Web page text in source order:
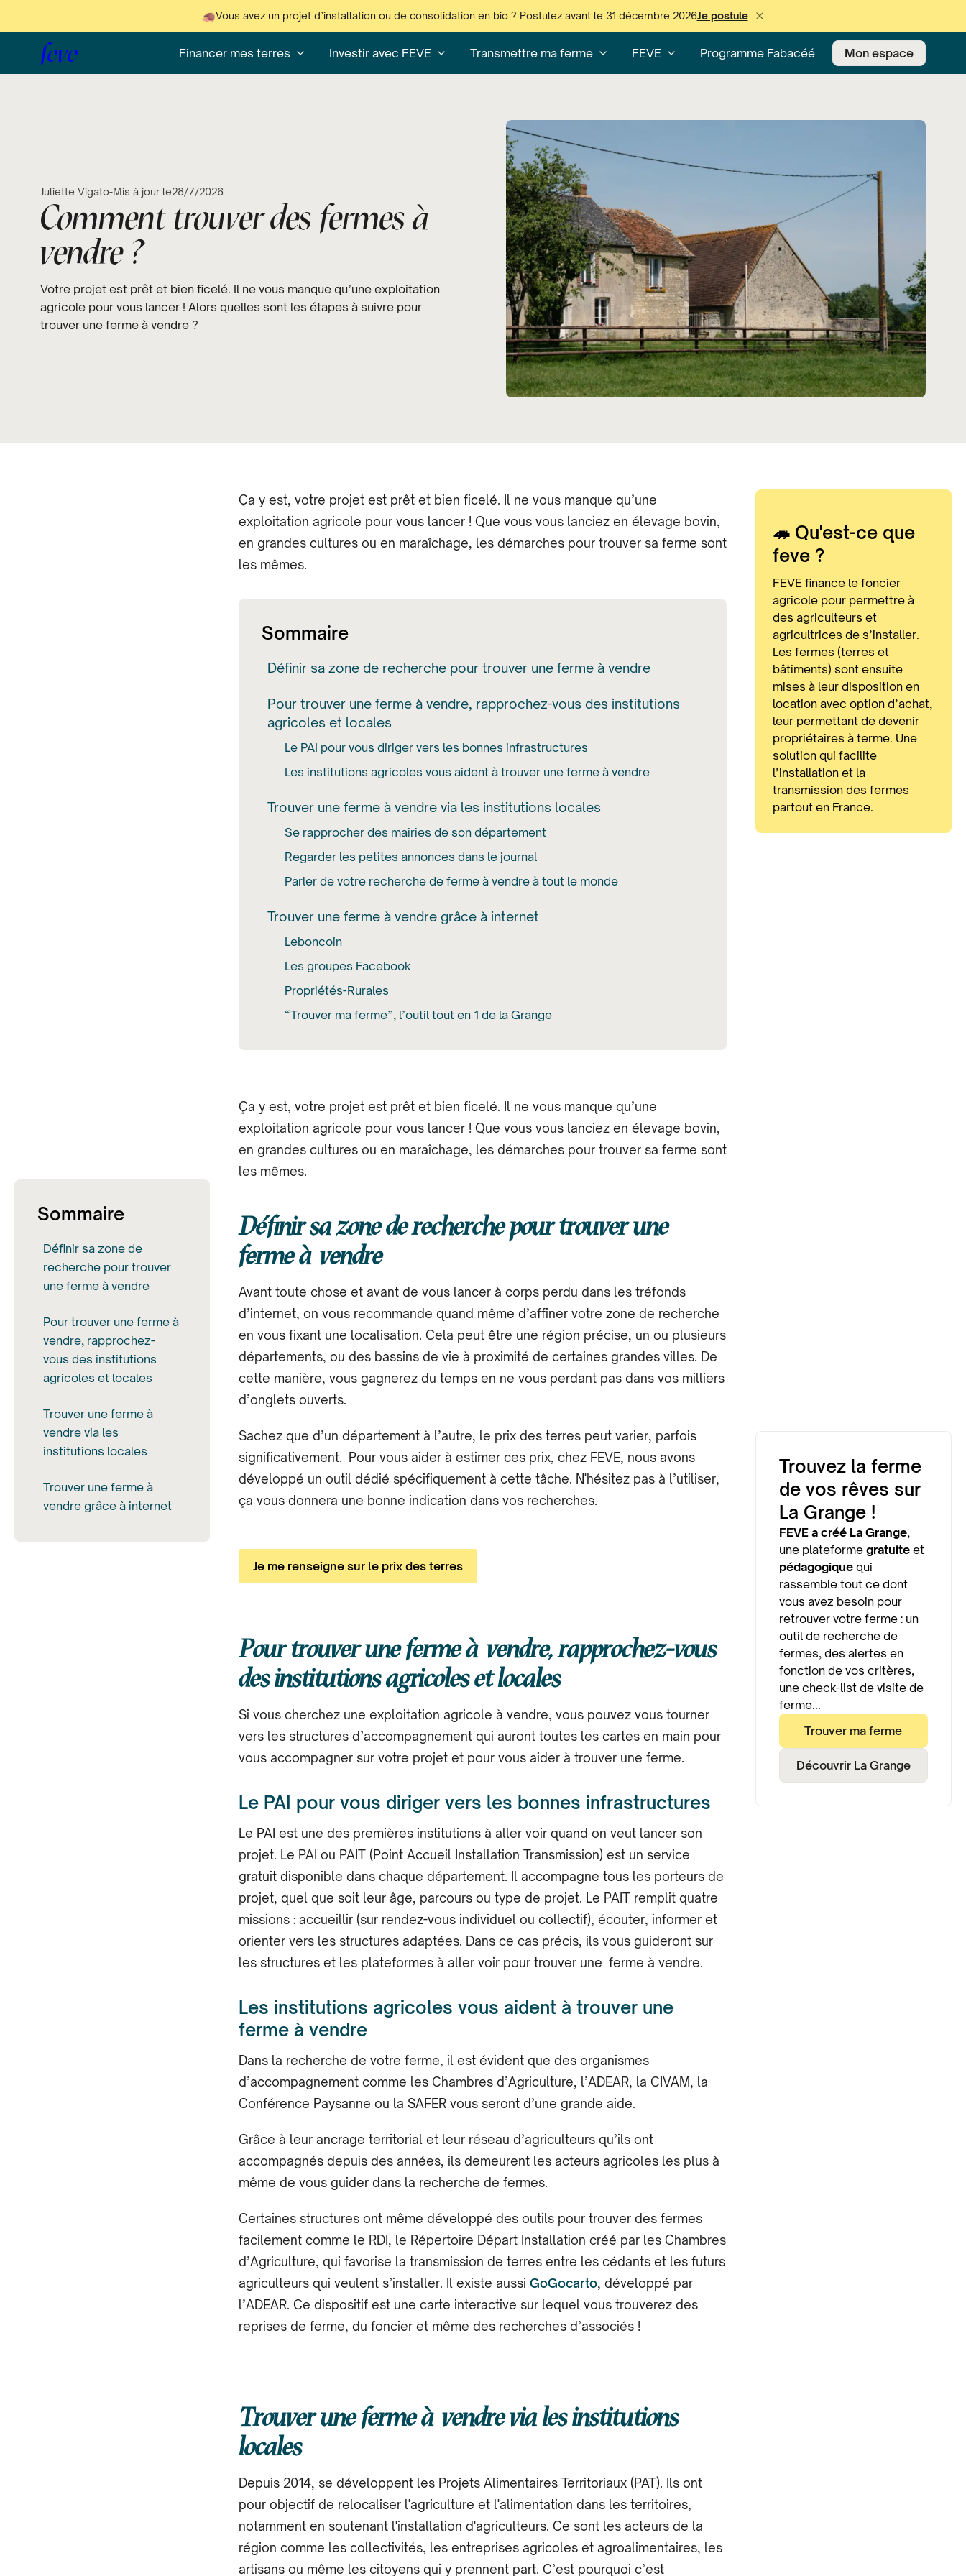
Vous avez un projet d’installation ou de consolidation en bio ? Postulez avant le 31 décembre 2026Je postule
feve Financer mes terres Investir avec FEVE Transmettre ma ferme FEVE Programme Fabacéé Mon espace
Juliette Vigato-Mis à jour le28/7/2026
Comment trouver des fermes à
vendre ?
Votre projet est prêt et bien ficelé. Il ne vous manque qu’une exploitation
agricole pour vous lancer ! Alors quelles sont les étapes à suivre pour
trouver une ferme à vendre ?
Sommaire
Définir sa zone de
recherche pour trouver
une ferme à vendre
Pour trouver une ferme à
vendre, rapprochez-
vous des institutions
agricoles et locales
Trouver une ferme à
vendre via les
institutions locales
Trouver une ferme à
vendre grâce à internet
Ça y est, votre projet est prêt et bien ficelé. Il ne vous manque qu’une
exploitation agricole pour vous lancer ! Que vous vous lanciez en élevage bovin,
en grandes cultures ou en maraîchage, les démarches pour trouver sa ferme sont
les mêmes.
Sommaire
Définir sa zone de recherche pour trouver une ferme à vendre
Pour trouver une ferme à vendre, rapprochez-vous des institutions
agricoles et locales
Le PAI pour vous diriger vers les bonnes infrastructures
Les institutions agricoles vous aident à trouver une ferme à vendre
Trouver une ferme à vendre via les institutions locales
Se rapprocher des mairies de son département
Regarder les petites annonces dans le journal
Parler de votre recherche de ferme à vendre à tout le monde
Trouver une ferme à vendre grâce à internet
Leboncoin
Les groupes Facebook
Propriétés-Rurales
“Trouver ma ferme”, l’outil tout en 1 de la Grange
Ça y est, votre projet est prêt et bien ficelé. Il ne vous manque qu’une
exploitation agricole pour vous lancer ! Que vous vous lanciez en élevage bovin,
en grandes cultures ou en maraîchage, les démarches pour trouver sa ferme sont
les mêmes.
Définir sa zone de recherche pour trouver une
ferme à vendre
Avant toute chose et avant de vous lancer à corps perdu dans les tréfonds
d’internet, on vous recommande quand même d’affiner votre zone de recherche
en vous fixant une localisation. Cela peut être une région précise, un ou plusieurs
départements, ou des bassins de vie à proximité de certaines grandes villes. De
cette manière, vous gagnerez du temps en ne vous perdant pas dans vos milliers
d’onglets ouverts.
Sachez que d’un département à l’autre, le prix des terres peut varier, parfois
significativement. Pour vous aider à estimer ces prix, chez FEVE, nous avons
développé un outil dédié spécifiquement à cette tâche. N'hésitez pas à l’utiliser,
ça vous donnera une bonne indication dans vos recherches.
Je me renseigne sur le prix des terres
Pour trouver une ferme à vendre, rapprochez-vous
des institutions agricoles et locales
Si vous cherchez une exploitation agricole à vendre, vous pouvez vous tourner
vers les structures d’accompagnement qui auront toutes les cartes en main pour
vous accompagner sur votre projet et pour vous aider à trouver une ferme.
Le PAI pour vous diriger vers les bonnes infrastructures
Le PAI est une des premières institutions à aller voir quand on veut lancer son
projet. Le PAI ou PAIT (Point Accueil Installation Transmission) est un service
gratuit disponible dans chaque département. Il accompagne tous les porteurs de
projet, quel que soit leur âge, parcours ou type de projet. Le PAIT remplit quatre
missions : accueillir (sur rendez-vous individuel ou collectif), écouter, informer et
orienter vers les structures adaptées. Dans ce cas précis, ils vous guideront sur
les structures et les plateformes à aller voir pour trouver une ferme à vendre.
Les institutions agricoles vous aident à trouver une
ferme à vendre
Dans la recherche de votre ferme, il est évident que des organismes
d’accompagnement comme les Chambres d’Agriculture, l’ADEAR, la CIVAM, la
Conférence Paysanne ou la SAFER vous seront d’une grande aide.
Grâce à leur ancrage territorial et leur réseau d’agriculteurs qu’ils ont
accompagnés depuis des années, ils demeurent les acteurs agricoles les plus à
même de vous guider dans la recherche de fermes.
Certaines structures ont même développé des outils pour trouver des fermes
facilement comme le RDI, le Répertoire Départ Installation créé par les Chambres
d’Agriculture, qui favorise la transmission de terres entre les cédants et les futurs
agriculteurs qui veulent s’installer. Il existe aussi GoGocarto, développé par
l’ADEAR. Ce dispositif est une carte interactive sur lequel vous trouverez des
reprises de ferme, du foncier et même des recherches d’associés !
Trouver une ferme à vendre via les institutions
locales
Depuis 2014, se développent les Projets Alimentaires Territoriaux (PAT). Ils ​​ont
pour objectif de relocaliser l'agriculture et l'alimentation dans les territoires,
notamment en soutenant l'installation d'agriculteurs. Ce sont les acteurs de la
région comme les collectivités, les entreprises agricoles et agroalimentaires, les
artisans ou même les citoyens qui y prennent part. C’est pourquoi c’est
🦔 Qu'est-ce que
feve ?
FEVE finance le foncier
agricole pour permettre à
des agriculteurs et
agricultrices de s’installer.
Les fermes (terres et
bâtiments) sont ensuite
mises à leur disposition en
location avec option d’achat,
leur permettant de devenir
propriétaires à terme. Une
solution qui facilite
l’installation et la
transmission des fermes
partout en France.
Trouvez la ferme
de vos rêves sur
La Grange !
FEVE a créé La Grange,
une plateforme gratuiteet
pédagogiquequi
rassemble tout ce dont
vous avez besoin pour
retrouver votre ferme : un
outil de recherche de
fermes, des alertes en
fonction de vos critères,
une check-list de visite de
ferme...
Trouver ma ferme
Découvrir La Grange